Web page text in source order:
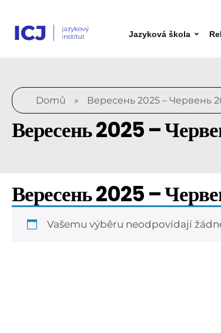
Jazyková škola
Domů » Вересень 2025 – Червень
Вересень 2025 –
Вересень 2025 –
Vašemu výběru neodpovídají